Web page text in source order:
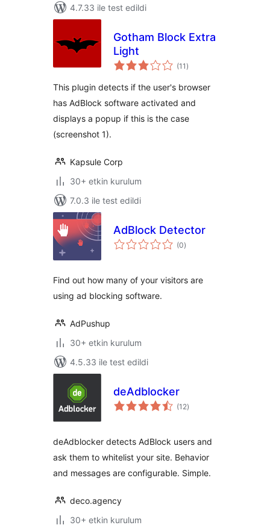
4.7.33 ile test edildi
Gotham Block Extra
Light
(11 toplam
puan
)
This plugin detects if the user's browser
has AdBlock software activated and
displays a popup if this is the case
(screenshot 1).
Kapsule Corp
30+ etkin kurulum
7.0.3 ile test edildi
AdBlock Detector
(0toplam
puan
)
Find out how many of your visitors are
using ad blocking software.
AdPushup
30+ etkin kurulum
4.5.33 ile test edildi
deAdblocker
(12toplam
puan
)
deAdblocker detects AdBlock users and
ask them to whitelist your site. Behavior
and messages are configurable. Simple.
deco.agency
30+ etkin kurulum